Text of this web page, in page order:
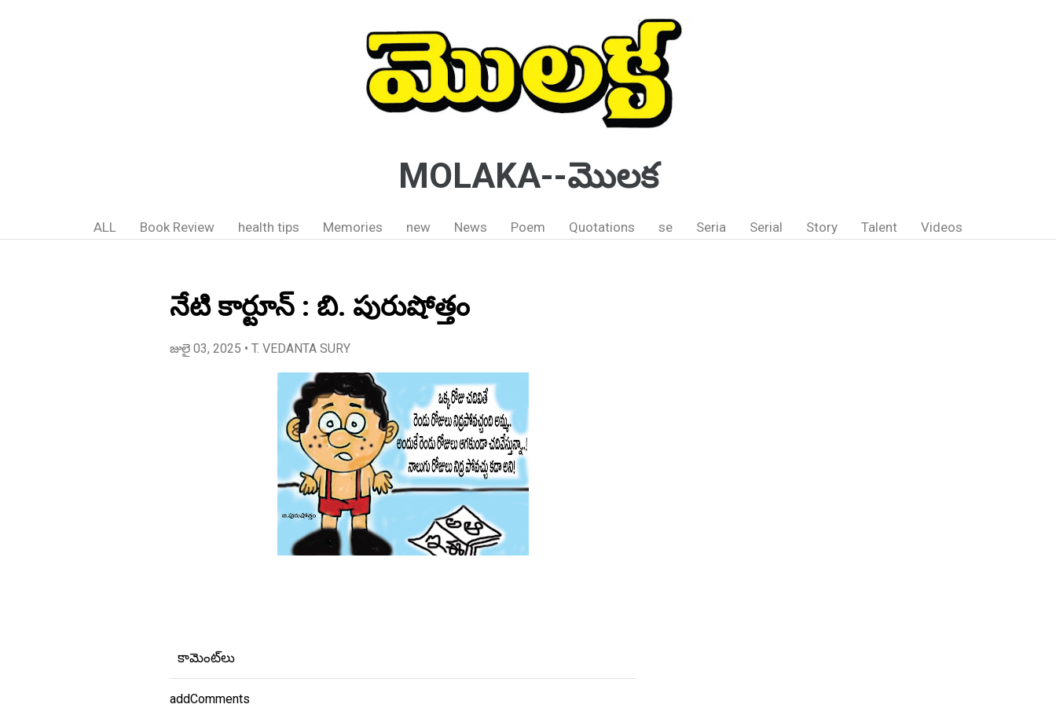
MOLAKA--మొలక
ALL Book Review health tips Memories new News Poem Quotations se Seria Serial Story Talent Videos
నేటి కార్టూన్ : బి. పురుషోత్తం
జులై 03, 2025 • T. VEDANTA SURY
కామెంట్‌లు
addComments